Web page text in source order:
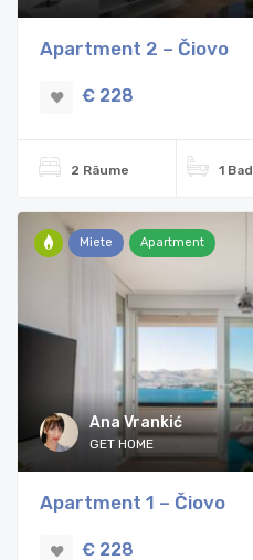
Apartment 2 – Čiovo
€ 228
2 Räume 1 Bad
Ana Vrankić
GET HOME
Miete Apartment
Apartment 1 – Čiovo
€ 228